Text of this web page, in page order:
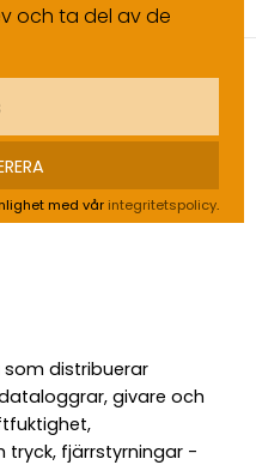
och ta del av de
med vår integritetspolicy.
distribuerar
givare och
tryck, fjärrstyrningar -